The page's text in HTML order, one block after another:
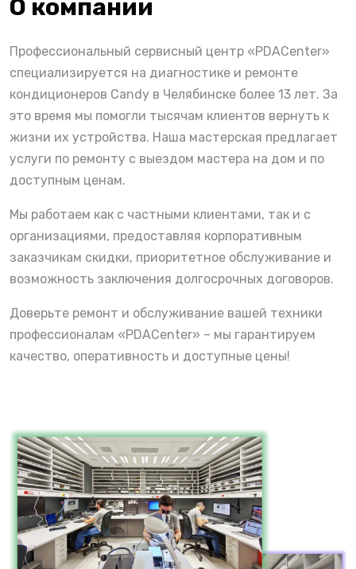
О компании
Профессиональный сервисный центр «PDACenter»
специализируется на диагностике и ремонте
кондиционеров Candy в Челябинске более 13 лет. За
это время мы помогли тысячам клиентов вернуть к
жизни их устройства. Наша мастерская предлагает
услуги по ремонту с выездом мастера на дом и по
доступным ценам.
Мы работаем как с частными клиентами, так и с
организациями, предоставляя корпоративным
заказчикам скидки, приоритетное обслуживание и
возможность заключения долгосрочных договоров.
Доверьте ремонт и обслуживание вашей техники
профессионалам «PDACenter» – мы гарантируем
качество, оперативность и доступные цены!